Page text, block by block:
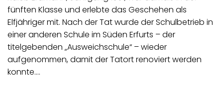
fünften Klasse und erlebte das Geschehen als
Elfjähriger mit. Nach der Tat wurde der Schulbetrieb in
einer anderen Schule im Süden Erfurts – der
titelgebenden „Ausweichschule“ – wieder
aufgenommen, damit der Tatort renoviert werden
konnte.…